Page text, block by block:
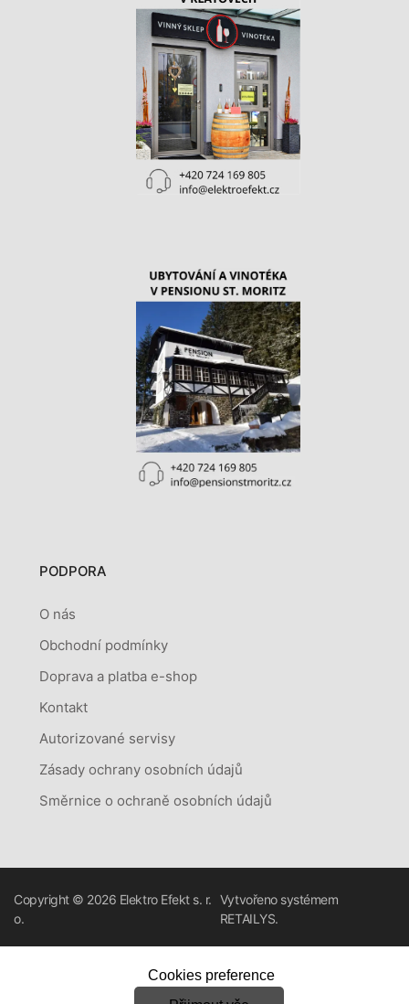
PODPORA
O nás
Obchodní podmínky
Doprava a platba e-shop
Kontakt
Autorizované servisy
Zásady ochrany osobních údajů
Směrnice o ochraně osobních údajů
Copyright © 2026 Elektro Efekt s. r.
o.
Vytvořeno systémem
RETAILYS.
Cookies preference